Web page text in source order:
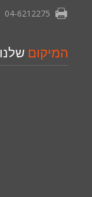
04-6212275
המיקום שלנו